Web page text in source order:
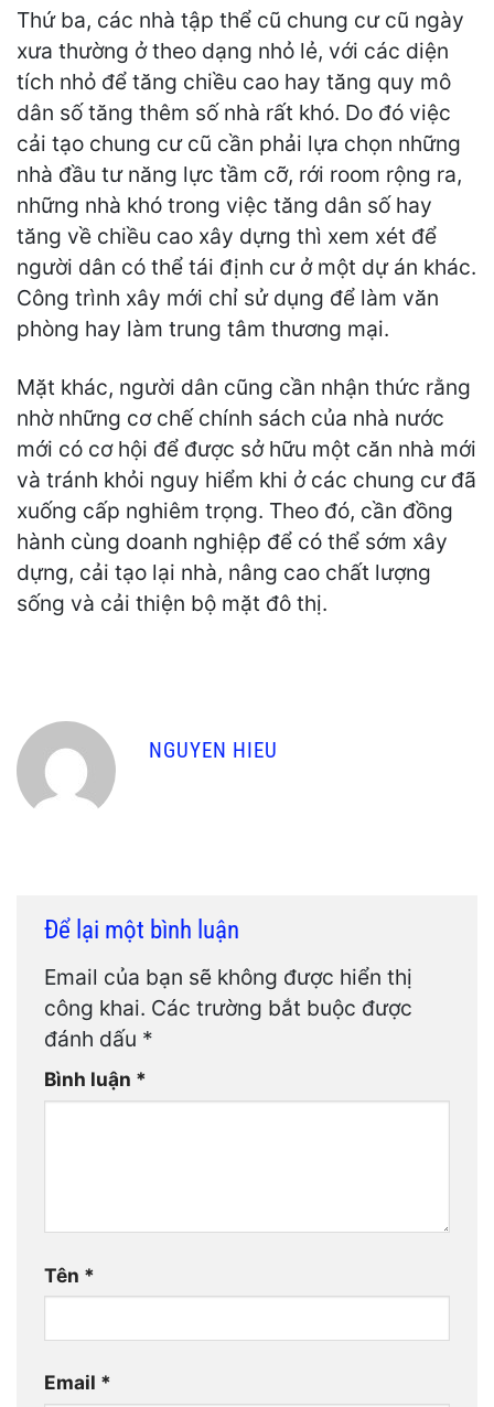
Thứ ba, các nhà tập thể cũ chung cư cũ ngày
xưa thường ở theo dạng nhỏ lẻ, với các diện
tích nhỏ để tăng chiều cao hay tăng quy mô
dân số tăng thêm số nhà rất khó. Do đó việc
cải tạo chung cư cũ cần phải lựa chọn những
nhà đầu tư năng lực tầm cỡ, rới room rộng ra,
những nhà khó trong việc tăng dân số hay
tăng về chiều cao xây dựng thì xem xét để
người dân có thể tái định cư ở một dự án khác.
Công trình xây mới chỉ sử dụng để làm văn
phòng hay làm trung tâm thương mại.
Mặt khác, người dân cũng cần nhận thức rằng
nhờ những cơ chế chính sách của nhà nước
mới có cơ hội để được sở hữu một căn nhà mới
và tránh khỏi nguy hiểm khi ở các chung cư đã
xuống cấp nghiêm trọng. Theo đó, cần đồng
hành cùng doanh nghiệp để có thể sớm xây
dựng, cải tạo lại nhà, nâng cao chất lượng
sống và cải thiện bộ mặt đô thị.
NGUYEN HIEU
Để lại một bình luận
Email của bạn sẽ không được hiển thị
công khai. Các trường bắt buộc được
đánh dấu *
Bình luận *
Tên *
Email *